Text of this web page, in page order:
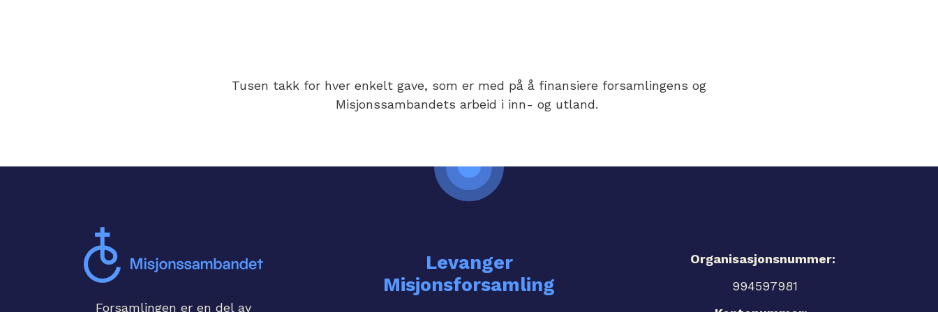
Tusen takk for hver enkelt gave, som er med på å finansiere forsamlingens og
Misjonssambandets arbeid i inn- og utland.
Forsamlingen er en del av
Levanger
Misjonsforsamling
Organisasjonsnummer:
994597981